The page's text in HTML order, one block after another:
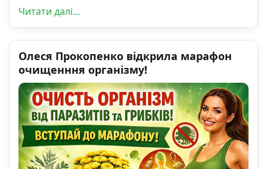
Читати далі...
Олеся Прокопенко відкрила марафон
очищенння організму!